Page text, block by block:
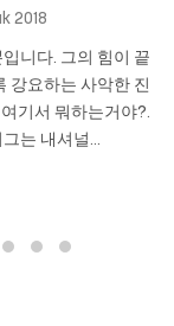
2018
니다. 그의 힘이 끝
강요하는 사악한 진
기서 뭐하는거야?.
는 내셔널...